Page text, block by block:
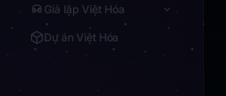
Giả lập Việt Hóa
Dự án Việt Hóa